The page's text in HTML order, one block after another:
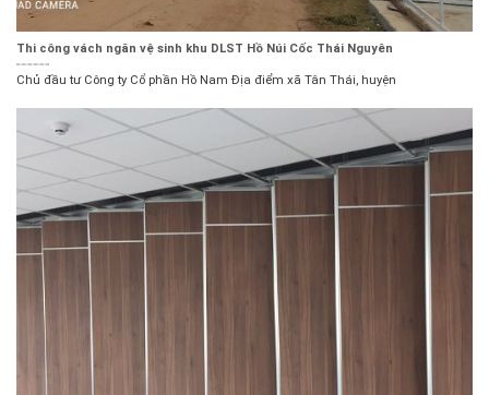
Thi công vách ngăn vệ sinh khu DLST Hồ Núi Cốc Thái Nguyên
Chủ đầu tư Công ty Cổ phần Hồ Nam Địa điểm xã Tân Thái, huyện